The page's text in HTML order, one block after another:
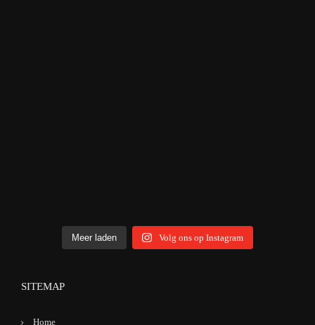
Meer laden Volg ons op Instagram
SITEMAP
Home